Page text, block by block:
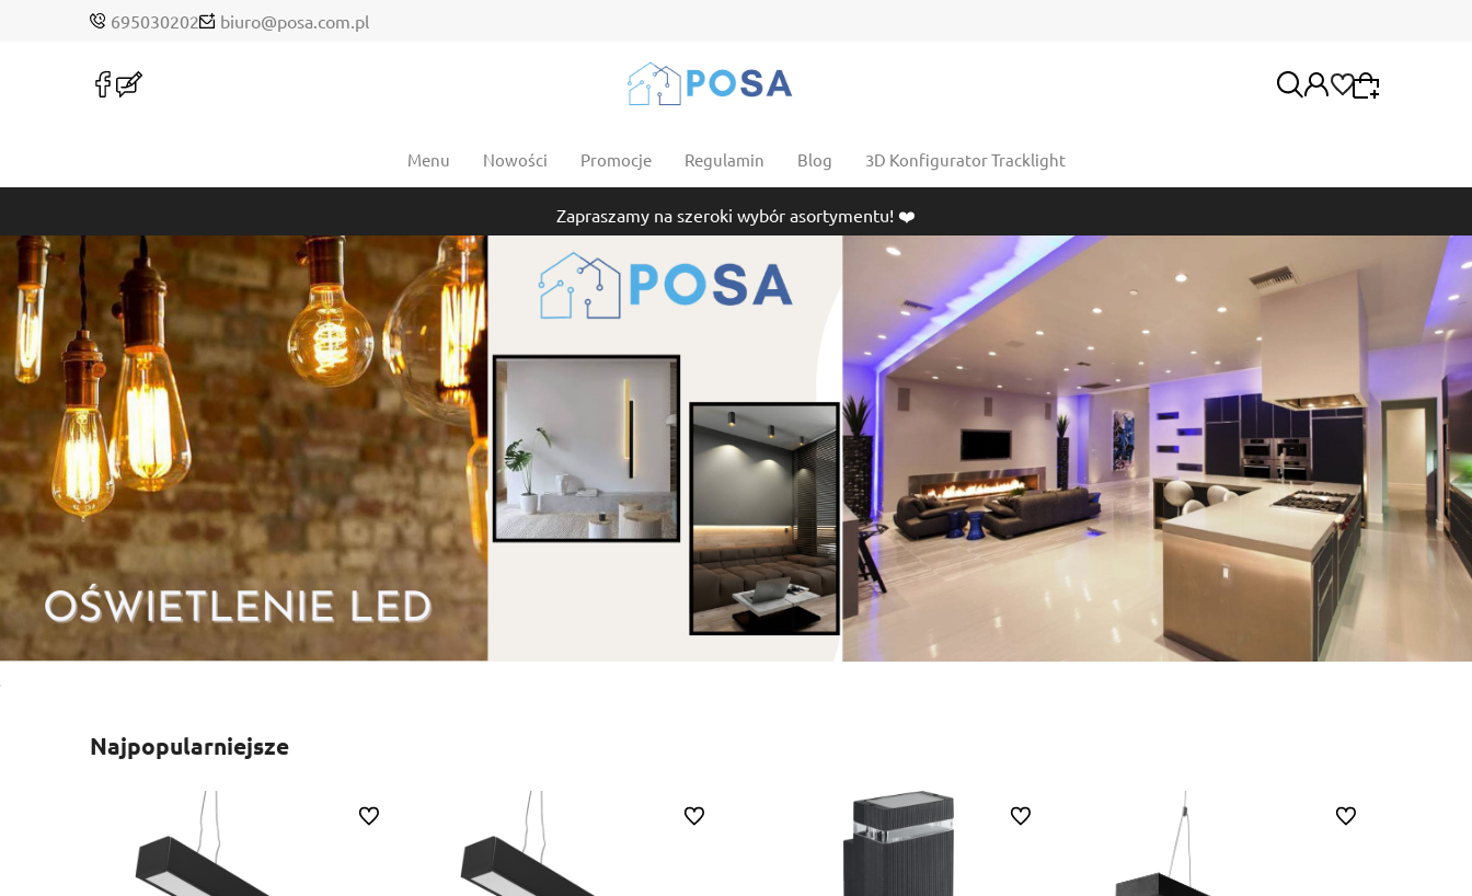
695030202 biuro@posa.com.pl
Moje konto
Twoje zamówienia
Wybierz coś dla siebie z naszej aktualnej oferty
lub zaloguj się, aby przywrócić dodane produkty
do listy z poprzedniej sesji.
Menu Nowości Promocje Regulamin Blog 3D Konfigurator Tracklight
Zapraszamy na szeroki wybór asortymentu! ❤️
Najpopularniejsze
Do ulubionych Do ulubionych Do ulubionych Do ulubionych